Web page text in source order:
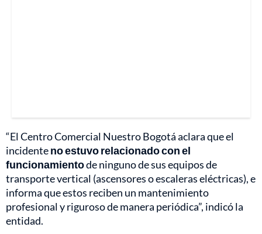
“El Centro Comercial Nuestro Bogotá aclara que el
incidenteno estuvo relacionado con el
funcionamientode ninguno de sus equipos de
transporte vertical (ascensores o escaleras eléctricas), e
informa que estos reciben un mantenimiento
profesional y riguroso de manera periódica”, indicó la
entidad.